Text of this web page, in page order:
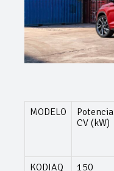
MODELO
Potencia
CV (kW)
KODIAQ 150